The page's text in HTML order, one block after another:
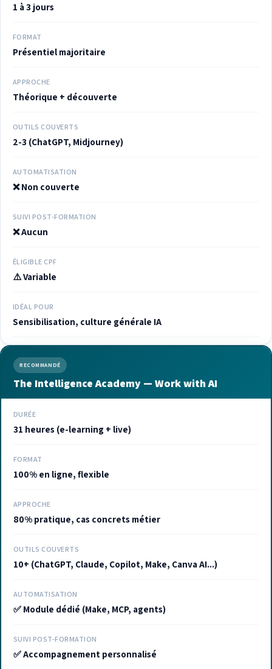
1 à 3 jours
FORMAT
Présentiel majoritaire
APPROCHE
Théorique + découverte
OUTILS COUVERTS
2-3 (ChatGPT, Midjourney)
AUTOMATISATION
❌ Non couverte
SUIVI POST-FORMATION
❌ Aucun
ÉLIGIBLE CPF
⚠️ Variable
IDÉAL POUR
Sensibilisation, culture générale IA
RECOMMANDÉ
The Intelligence Academy — Work with AI
DURÉE
31 heures (e-learning + live)
FORMAT
100% en ligne, flexible
APPROCHE
80% pratique, cas concrets métier
OUTILS COUVERTS
10+ (ChatGPT, Claude, Copilot, Make, Canva AI...)
AUTOMATISATION
✅ Module dédié (Make, MCP, agents)
SUIVI POST-FORMATION
✅ Accompagnement personnalisé